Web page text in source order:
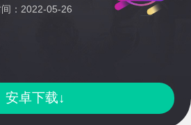
：2022-05-26
安卓下载↓